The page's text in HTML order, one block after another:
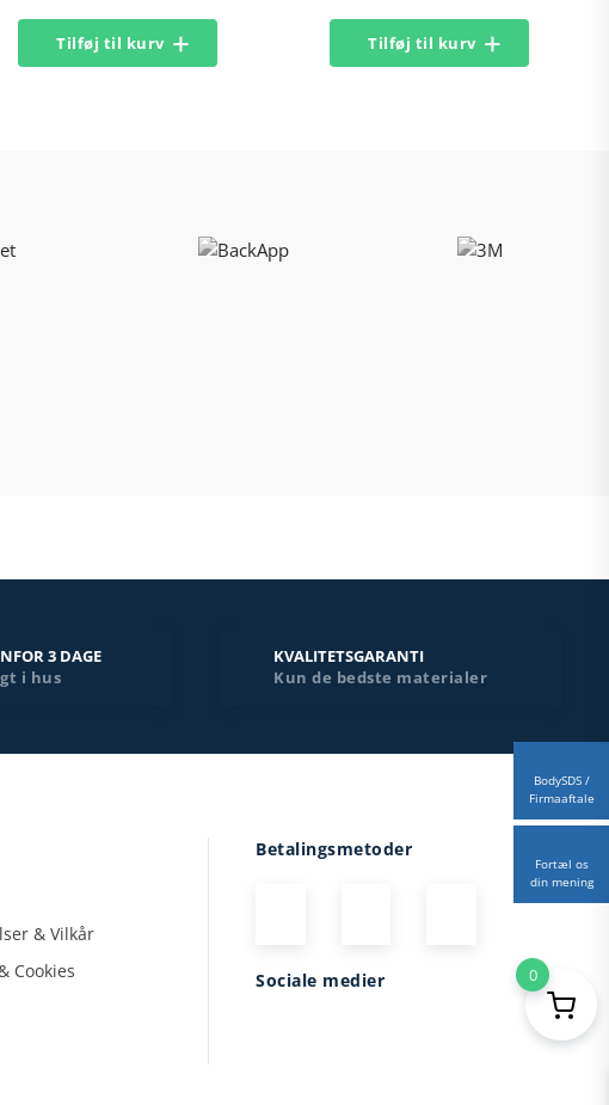
Tilføj til kurv Tilføj til kurv
BodySDS /
Firmaaftale
Fortæl os
din mening
3 DAGE
i hus
KVALITETSGARANTI
Kun de bedste materialer
& Vilkår
Cookies
Betalingsmetoder
Sociale medier 0